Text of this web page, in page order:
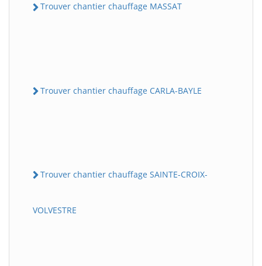
Trouver chantier chauffage MASSAT
Trouver chantier chauffage CARLA-BAYLE
Trouver chantier chauffage SAINTE-CROIX-
VOLVESTRE